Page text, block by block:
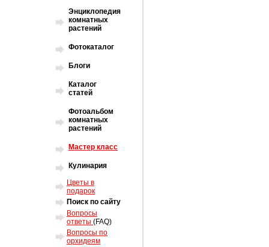
Энциклопедия
комнатных
растений
Фотокаталог
Блоги
Каталог
статей
Фотоальбом
комнатных
растений
Мастер класс
Кулинария
Цветы в
подарок
Поиск по сайту
Вопросы
ответы (FAQ)
Вопросы по
орхидеям